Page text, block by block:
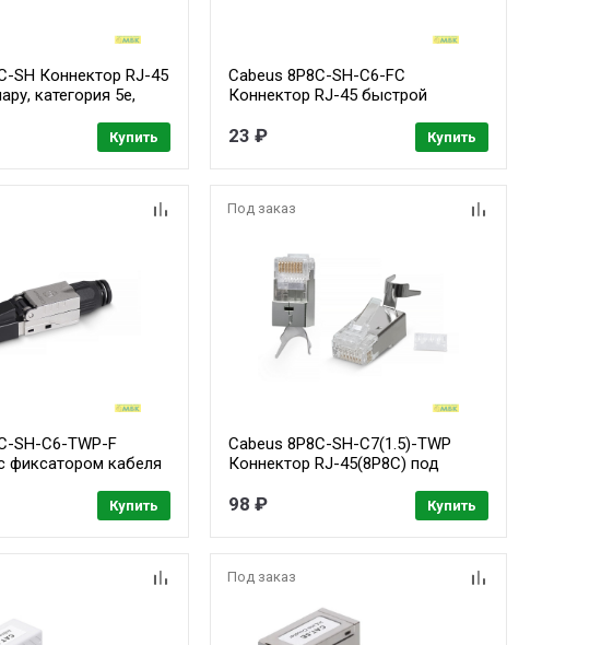
SH Коннектор RJ-45
категория 5e,
и
кабеля) для
Купить
Cabeus 8P8C-SH-C6-FC
Коннектор RJ-45 быстрой
категория 6, экранированный, для
многожильного кабеля, для
23 ₽ Купить
SH-C6-TWP-F
фиксатором кабеля
6,
Купить
Под заказ
Cabeus 8P8C-SH-C7(1.5)-TWP
Коннектор RJ-45(8P8C) под
экранированный, универсальный
изоляции до 1
98 ₽ Купить
Под заказ